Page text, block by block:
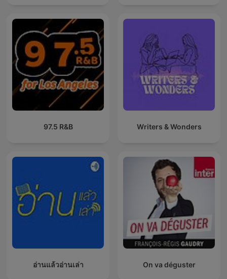
97.5 R&B Writers & Wonders
อ่านแล้วอ่านเล่า On va déguster